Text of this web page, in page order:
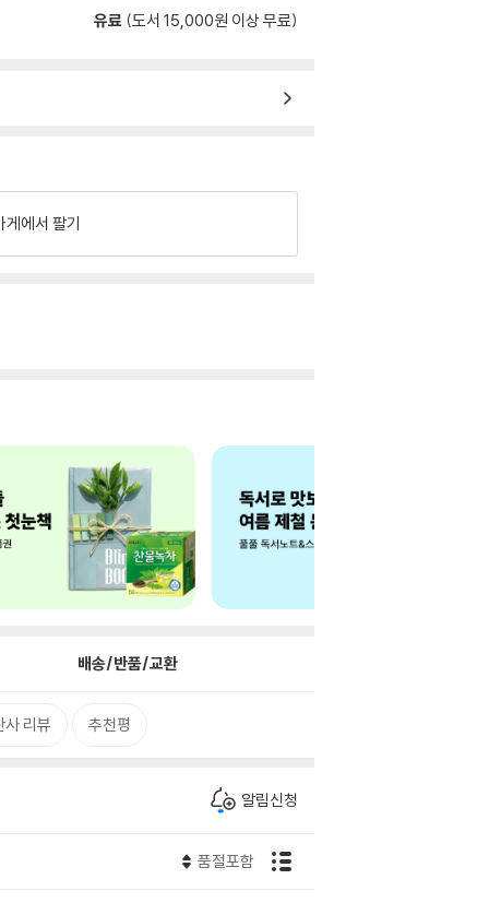
유료 (도서 15,000원 이상 무료)
게에서 팔기
배송/반품/교환
사 리뷰 추천평
알림신청
품절포함